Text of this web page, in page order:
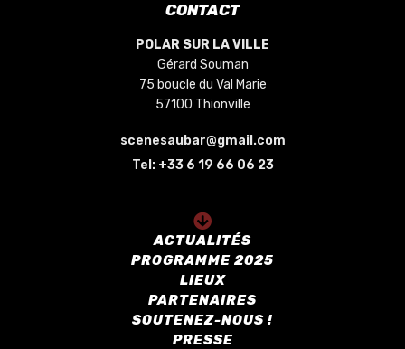
CONTACT
POLAR SUR LA VILLE
Gérard Souman
75 boucle du Val Marie
57100 Thionville
scenesaubar@gmail.com
Tel: +33 6 19 66 06 23
ACTUALITÉS
PROGRAMME 2025
LIEUX
PARTENAIRES
SOUTENEZ-NOUS !
PRESSE